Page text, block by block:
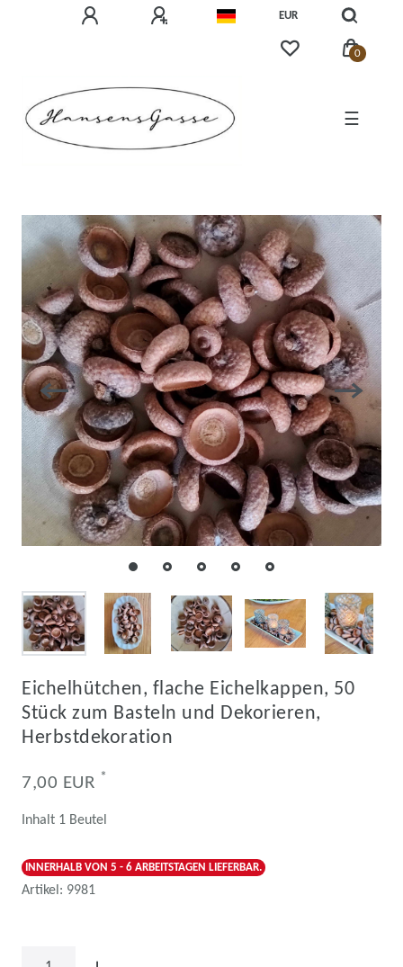
EUR
0
☰
Eichelhütchen, flache Eichelkappen, 50
Stück zum Basteln und Dekorieren,
Herbstdekoration
7,00 EUR *
Inhalt 1 Beutel
INNERHALB VON 5 - 6 ARBEITSTAGEN LIEFERBAR.
Artikel: 9981